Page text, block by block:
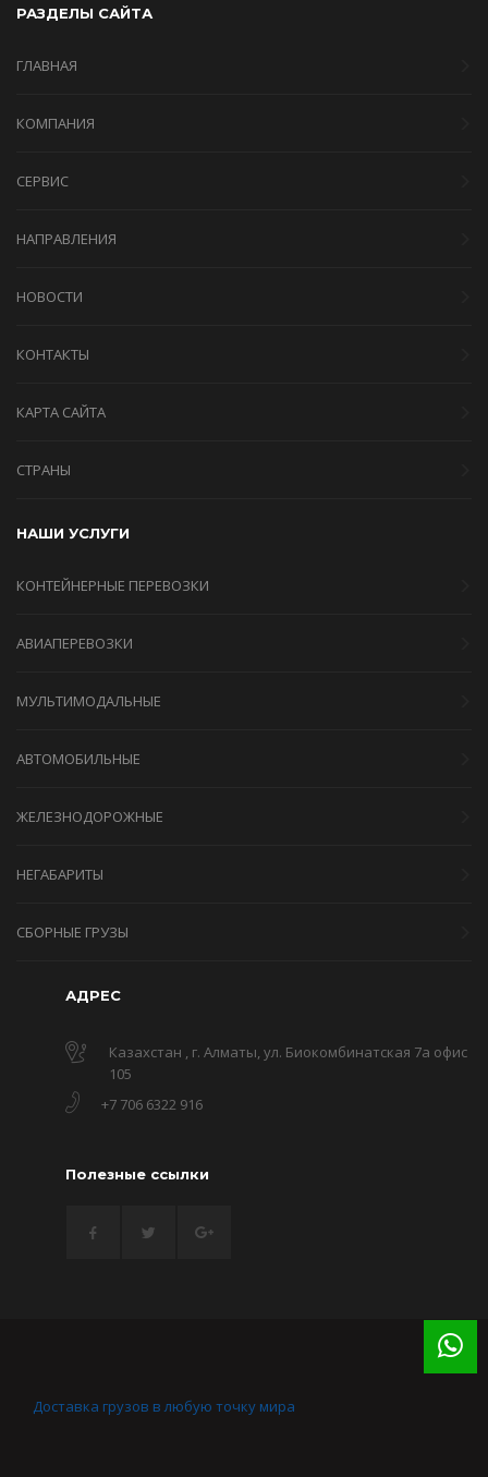
РАЗДЕЛЫ САЙТА
ГЛАВНАЯ
КОМПАНИЯ
СЕРВИС
НАПРАВЛЕНИЯ
НОВОСТИ
КОНТАКТЫ
КАРТА САЙТА
СТРАНЫ
НАШИ УСЛУГИ
КОНТЕЙНЕРНЫЕ ПЕРЕВОЗКИ
АВИАПЕРЕВОЗКИ
МУЛЬТИМОДАЛЬНЫЕ
АВТОМОБИЛЬНЫЕ
ЖЕЛЕЗНОДОРОЖНЫЕ
НЕГАБАРИТЫ
СБОРНЫЕ ГРУЗЫ
АДРЕС
Казахстан , г. Алматы, ул. Биокомбинатская 7а офис
105
+7 706 6322 916
Полезные ссылки
Доставка грузов в любую точку мира